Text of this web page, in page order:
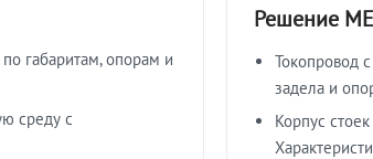
габаритам, опорам и
среду с
Решение
Токопровод
задела и
Корпус